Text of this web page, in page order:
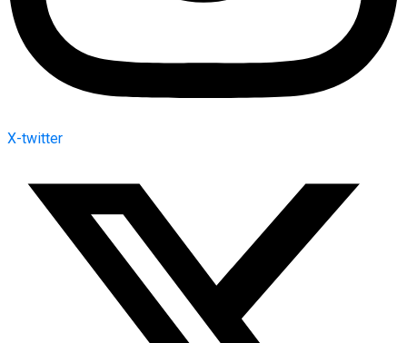
X-twitter